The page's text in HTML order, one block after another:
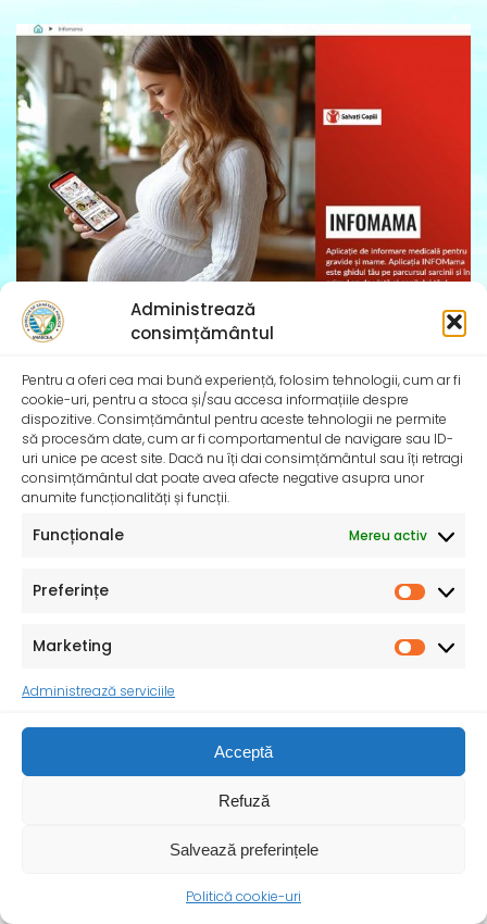
Administrează
consimțământul
Pentru a oferi cea mai bună experiență, folosim tehnologii, cum ar fi
cookie-uri, pentru a stoca și/sau accesa informațiile despre
dispozitive. Consimțământul pentru aceste tehnologii ne permite
să procesăm date, cum ar fi comportamentul de navigare sau ID-
uri unice pe acest site. Dacă nu îți dai consimțământul sau îți retragi
consimțământul dat poate avea afecte negative asupra unor
anumite funcționalități și funcții.
Funcționale Mereu activ
Preferințe
Marketing
Administrează serviciile
Acceptă
Refuză
Salvează preferințele
Politică cookie-uri
InfoMama – Ghidul mamei pe parcursul sarcinii și în
primul an de viață al copilului
desfășoară activități dedicate promovării și apărării
drepturilor
Ziua Mondială a Sănătății – 7 aprilie 2025
viitor durabil ! Cu ocazia Zilei